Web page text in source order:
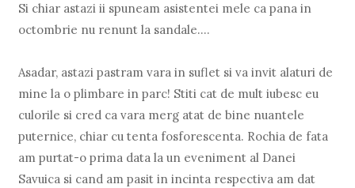
Si chiar astazi ii spuneam asistentei mele ca pana in
octombrie nu renunt la sandale....
Asadar, astazi pastram vara in suflet si va invit alaturi de
mine la o plimbare in parc! Stiti cat de mult iubesc eu
culorile si cred ca vara merg atat de bine nuantele
puternice, chiar cu tenta fosforescenta. Rochia de fata
am purtat-o prima data la un eveniment al Danei
Savuica si cand am pasit in incinta respectiva am dat